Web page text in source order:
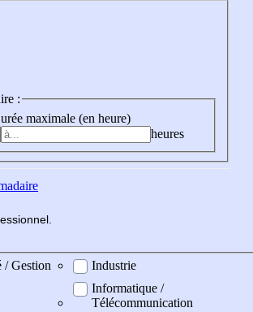
:
maximale (en heure)
heures
/ Gestion
Industrie
Informatique /
Télécommunication